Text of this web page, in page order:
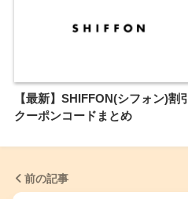
【最新】SHIFFON(シフォン)割引
クーポンコードまとめ
前の記事